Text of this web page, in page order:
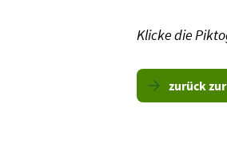
Klicke die
zurück